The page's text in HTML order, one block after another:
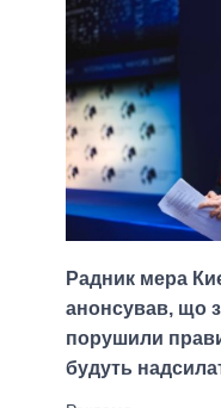
Радник мера
анонсував, що з
порушили
будуть